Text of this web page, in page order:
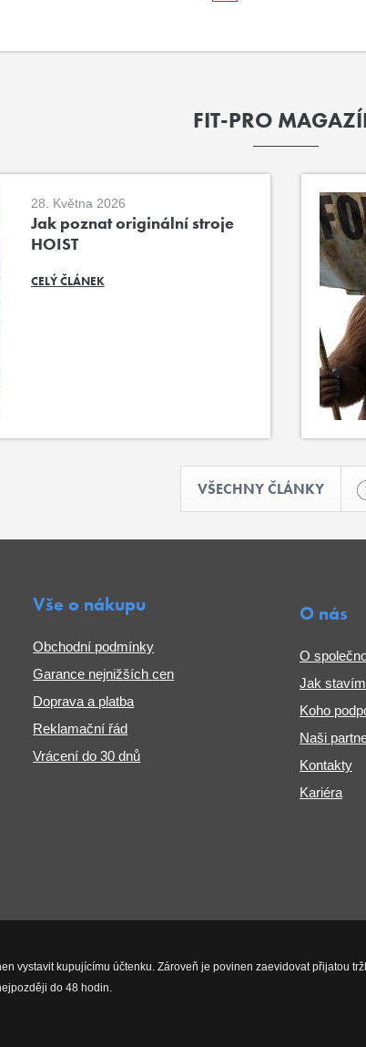
FIT-PRO
28. Května 2026
Jak poznat originální stroje
HOIST
CELÝ ČLÁNEK
VŠECHNY ČLÁNKY
Vše o nákupu
Obchodní podmínky
Garance nejnižších cen
Doprava a platba
Reklamační řád
Vrácení do 30 dnů
O nás
O
Jak
Koho
Naši
Kontakty
Kariéra
vystavit kupujícímu účtenku. Zároveň je povinen zaevidovat přijatou
do 48 hodin.